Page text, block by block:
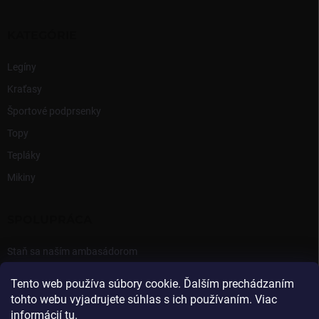
Tento web používa súbory cookie. Ďalším prechádzaním
tohto webu vyjadrujete súhlas s ich používaním. Viac
informácií tu.
Legíny
Kraťasy
Športové podprsenky
Topy
Tepláky
Mikiny
Staň sa naším ambasádorom